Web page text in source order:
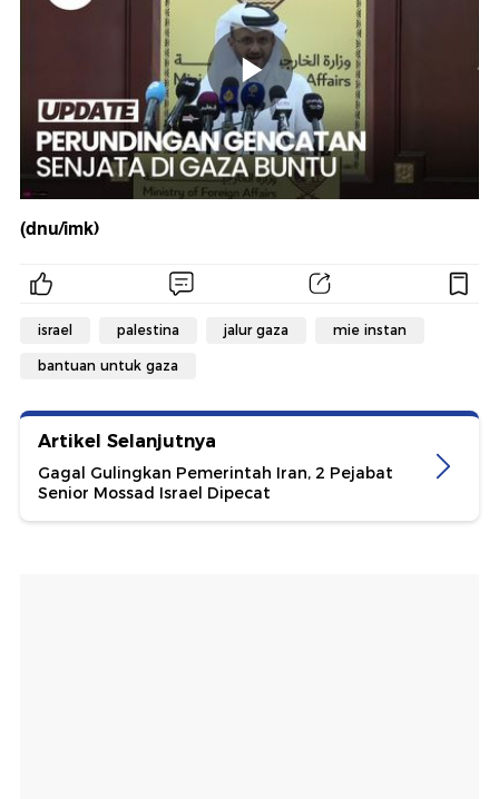
(dnu/imk)
israel palestina jalur gaza mie instan
bantuan untuk gaza
Artikel Selanjutnya
Gagal Gulingkan Pemerintah Iran, 2 Pejabat
Senior Mossad Israel Dipecat